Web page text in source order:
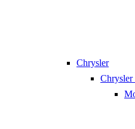
Chrysler
Chrysler